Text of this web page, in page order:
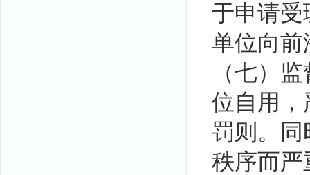
于申请受
单位向前
（七）
位自用，
罚则。同
秩序而严